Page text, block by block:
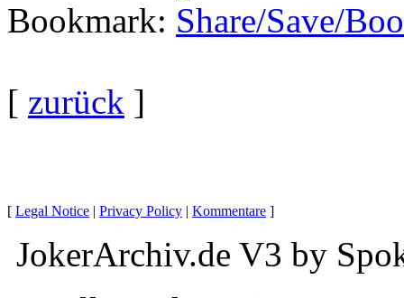
Bookmark:
[ zurück ]
[ Legal Notice | Privacy Policy | Kommentare ]
JokerArchiv.de V3 by